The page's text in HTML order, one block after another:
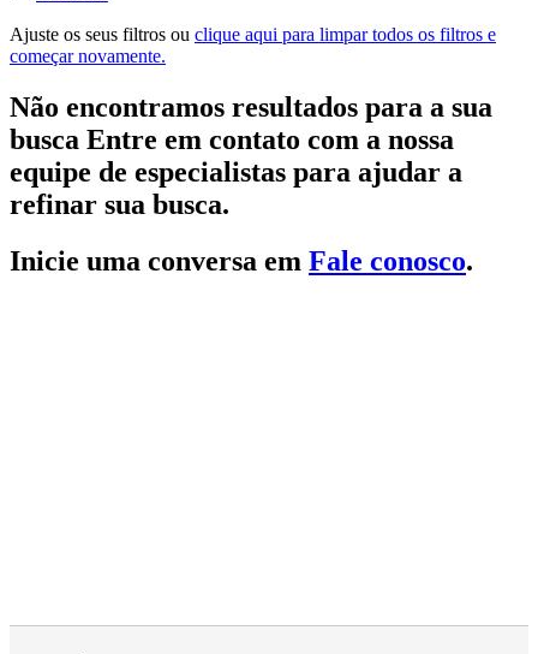
Ajuste os seus filtros ou clique aqui para limpar todos os filtros e
começar novamente.
Não encontramos resultados para a sua
busca Entre em contato com a nossa
equipe de especialistas para ajudar a
refinar sua busca.
Inicie uma conversa em Fale conosco.